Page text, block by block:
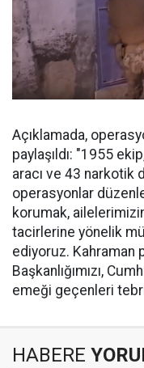
Açıklamada,
paylaşıldı: "1955
aracı ve 43 narkotik
operasyonlar
korumak,
tacirlerine yönelik
ediyoruz. Kahraman
Başkanlığımızı,
emeği geçenleri
HABERE